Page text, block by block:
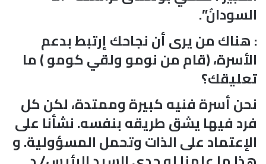
السودانُ”.
: هناك من يرى أن نجاحك إرتبط بدعم
الأسرة، (قام من نومو ولقي كومو ) ما
تعليقك؟
نحن أسرة فنيه كبيرة وممتدة، لكن كل
فرد فيها يشق طريقه بنفسه. نشأنا على
الإعتماد على الذات وتحمل المسؤولية. و